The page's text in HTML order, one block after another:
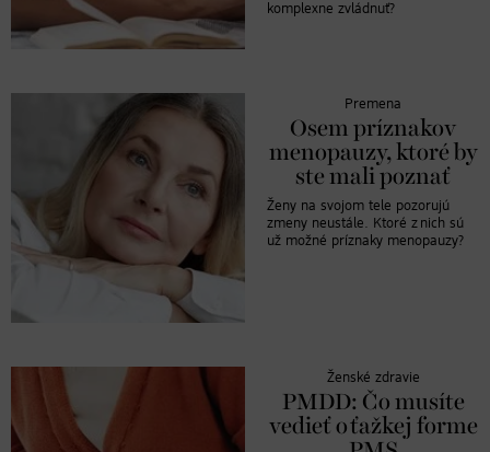
komplexne zvládnuť?
Premena
Osem príznakov
menopauzy, ktoré by
ste mali poznať
Ženy na svojom tele pozorujú
zmeny neustále. Ktoré z nich sú
už možné príznaky menopauzy?
Ženské zdravie
PMDD: Čo musíte
vedieť o ťažkej forme